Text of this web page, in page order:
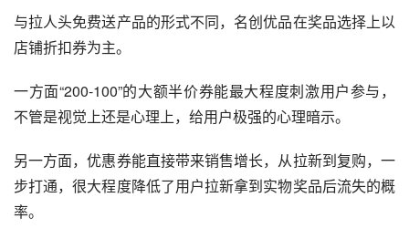
与拉人头免费送产品的形式不同，名创优品在奖品选择上以
店铺折扣券为主。
一方面“200-100”的大额半价券能最大程度刺激用户参与，
不管是视觉上还是心理上，给用户极强的心理暗示。
另一方面，优惠券能直接带来销售增长，从拉新到复购，一
步打通，很大程度降低了用户拉新拿到实物奖品后流失的概
率。